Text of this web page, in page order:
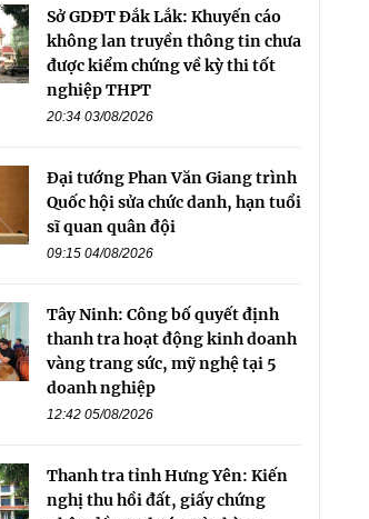
Sở GDĐT Đắk Lắk: Khuyến cáo
không lan truyền thông tin chưa
được kiểm chứng về kỳ thi tốt
nghiệp THPT
20:34 03/08/2026
Đại tướng Phan Văn Giang trình
Quốc hội sửa chức danh, hạn tuổi
sĩ quan quân đội
09:15 04/08/2026
Tây Ninh: Công bố quyết định
thanh tra hoạt động kinh doanh
vàng trang sức, mỹ nghệ tại 5
doanh nghiệp
12:42 05/08/2026
Thanh tra tỉnh Hưng Yên: Kiến
nghị thu hồi đất, giấy chứng